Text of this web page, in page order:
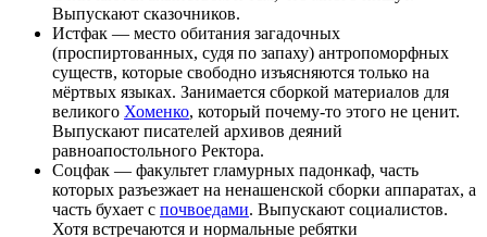
Выпускают сказочников.
Истфак — место обитания загадочных
(проспиртованных, судя по запаху) антропоморфных
существ, которые свободно изъясняются только на
мёртвых языках. Занимается сборкой материалов для
великого Хоменко, который почему-то этого не ценит.
Выпускают писателей архивов деяний
равноапостольного Ректора.
Соцфак — факультет гламурных падонкаф, часть
которых разъезжает на ненашенской сборки аппаратах, а
часть бухает с почвоедами. Выпускают социалистов.
Хотя встречаются и нормальные ребятки